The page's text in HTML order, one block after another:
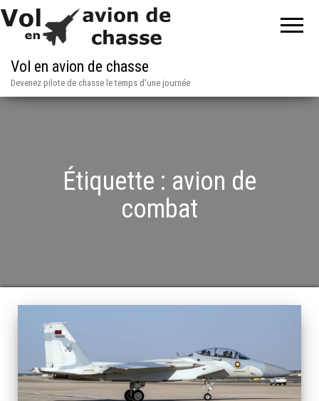
Vol en avion de chasse
Devenez pilote de chasse le temps d'une journée
Étiquette : avion de
combat